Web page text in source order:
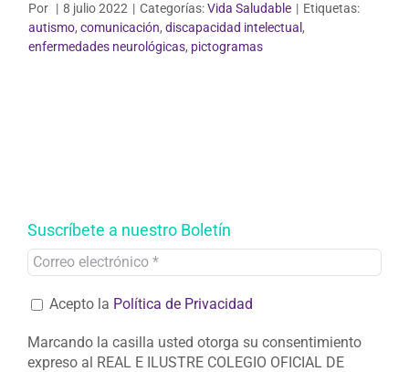
Por | 8 julio 2022 | Categorías:Vida Saludable | Etiquetas:
autismo, comunicación, discapacidad intelectual ,
enfermedades neurológicas, pictogramas
Suscríbete a nuestro Boletín
Acepto la Política de Privacidad
Marcando la casilla usted otorga su consentimiento
expreso al REAL E ILUSTRE COLEGIO OFICIAL DE